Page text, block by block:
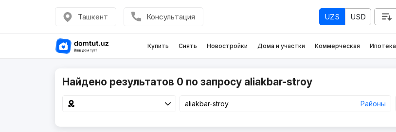
Ташкент Консультация UZS USD
Купить Снять Новостройки Дома и участки Коммерческая Ипотека
Найдено результатов 0 по запросу aliakbar-stroy
Районы